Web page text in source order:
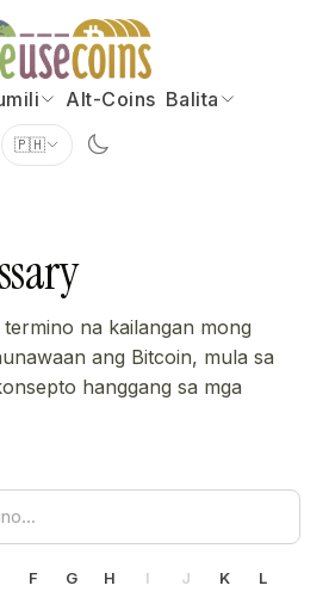
Alt-Coins Balita
🇵🇭
na kailangan mong
ang Bitcoin, mula sa
hanggang sa mga
F G H I J K
L